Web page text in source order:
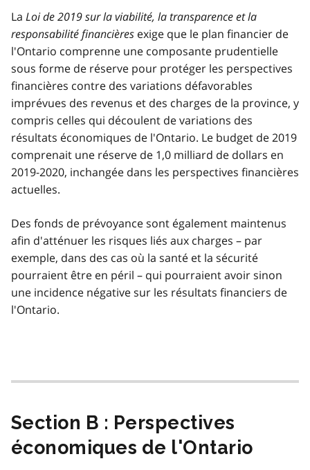
La Loi de 2019 sur la viabilité, la transparence et la
responsabilité financières exige que le plan financier de
l'Ontario comprenne une composante prudentielle
sous forme de réserve pour protéger les perspectives
financières contre des variations défavorables
imprévues des revenus et des charges de la province, y
compris celles qui découlent de variations des
résultats économiques de l'Ontario. Le budget de 2019
comprenait une réserve de 1,0 milliard de dollars en
2019-2020, inchangée dans les perspectives financières
actuelles.
Des fonds de prévoyance sont également maintenus
afin d'atténuer les risques liés aux charges – par
exemple, dans des cas où la santé et la sécurité
pourraient être en péril – qui pourraient avoir sinon
une incidence négative sur les résultats financiers de
l'Ontario.
Section B : Perspectives
économiques de l'Ontario